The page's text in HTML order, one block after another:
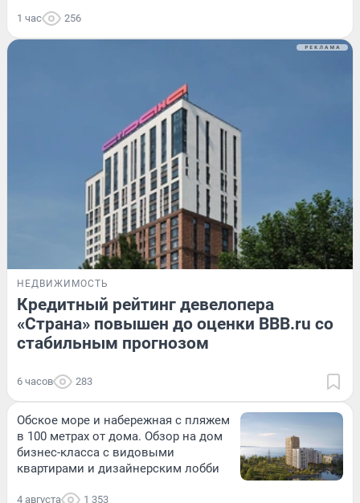
1 час 256
НЕДВИЖИМОСТЬ
Кредитный рейтинг девелопера
«Страна» повышен до оценки BBB.ru со
стабильным прогнозом
6 часов 283
Обское море и набережная с пляжем
в 100 метрах от дома. Обзор на дом
бизнес-класса с видовыми
квартирами и дизайнерским лобби
4 августа 1 353